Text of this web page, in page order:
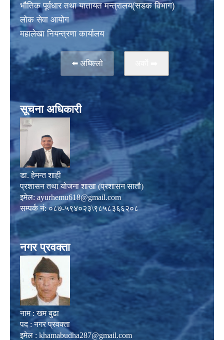
भाैतिक पूर्वधार तथा यातायत मन्त्रालय(सडक विभाग)
लाेक सेवा आयोग
महालेखा नियन्त्रणा कार्यालय
⬅️ अघिल्लो
सूचना अधिकारी
डा. हेमन्त शाही
प्रशासन तथा योजना शाखा (प्रशासन सातौ)
इमेल: ayurhemu618@gmail.com
सम्पर्क नं: ०८७-५९४०२३\९८५८३६६२०८
नगर प्रवक्ता
नाम : खम बुढा
पद : नगर प्रवक्ता
इमेल : khamabudha287@gmail.com